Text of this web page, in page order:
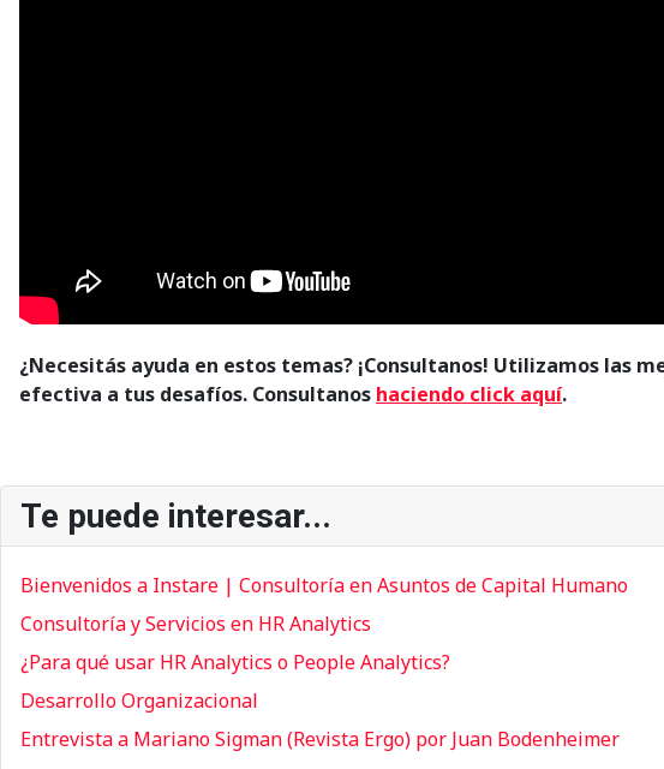
¿Necesitás ayuda en estos temas? ¡Consultanos! Utilizamos las
efectiva a tus desafíos. Consultanos haciendo click aquí.
Te puede interesar...
Bienvenidos a Instare | Consultoría en Asuntos de Capital Humano
Consultoría y Servicios en HR Analytics
¿Para qué usar HR Analytics o People Analytics?
Desarrollo Organizacional
Entrevista a Mariano Sigman (Revista Ergo) por Juan Bodenheimer